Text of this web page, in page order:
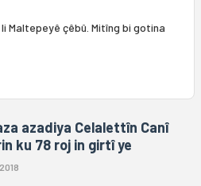
Maltepeyê çêbû. Mitîng bi gotina
azadiya Celalettîn Canî
ku 78 roj in girtî ye